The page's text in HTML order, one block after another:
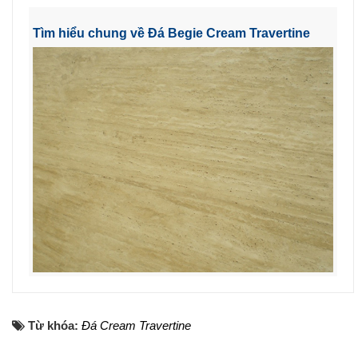
Tìm hiểu chung về Đá Begie Cream Travertine
Từ khóa: Đá Cream Travertine